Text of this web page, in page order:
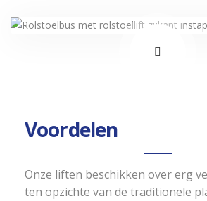
Voordelen
Onze liften beschikken over erg
ten opzichte van de traditionele